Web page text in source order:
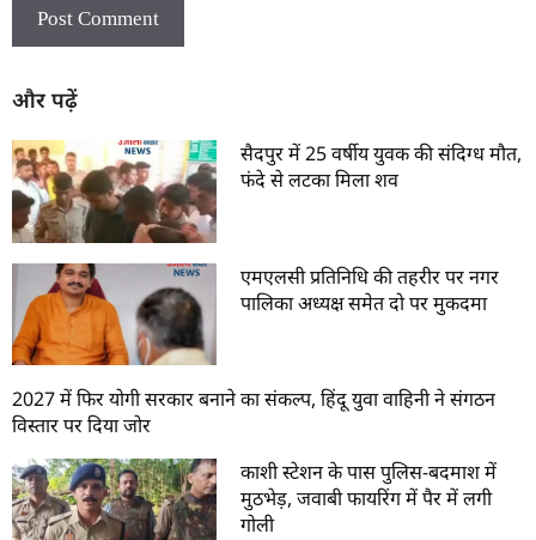
और पढ़ें
सैदपुर में 25 वर्षीय युवक की संदिग्ध मौत,
फंदे से लटका मिला शव
एमएलसी प्रतिनिधि की तहरीर पर नगर
पालिका अध्यक्ष समेत दो पर मुकदमा
2027 में फिर योगी सरकार बनाने का संकल्प, हिंदू युवा वाहिनी ने संगठन
विस्तार पर दिया जोर
काशी स्टेशन के पास पुलिस-बदमाश में
मुठभेड़, जवाबी फायरिंग में पैर में लगी
गोली